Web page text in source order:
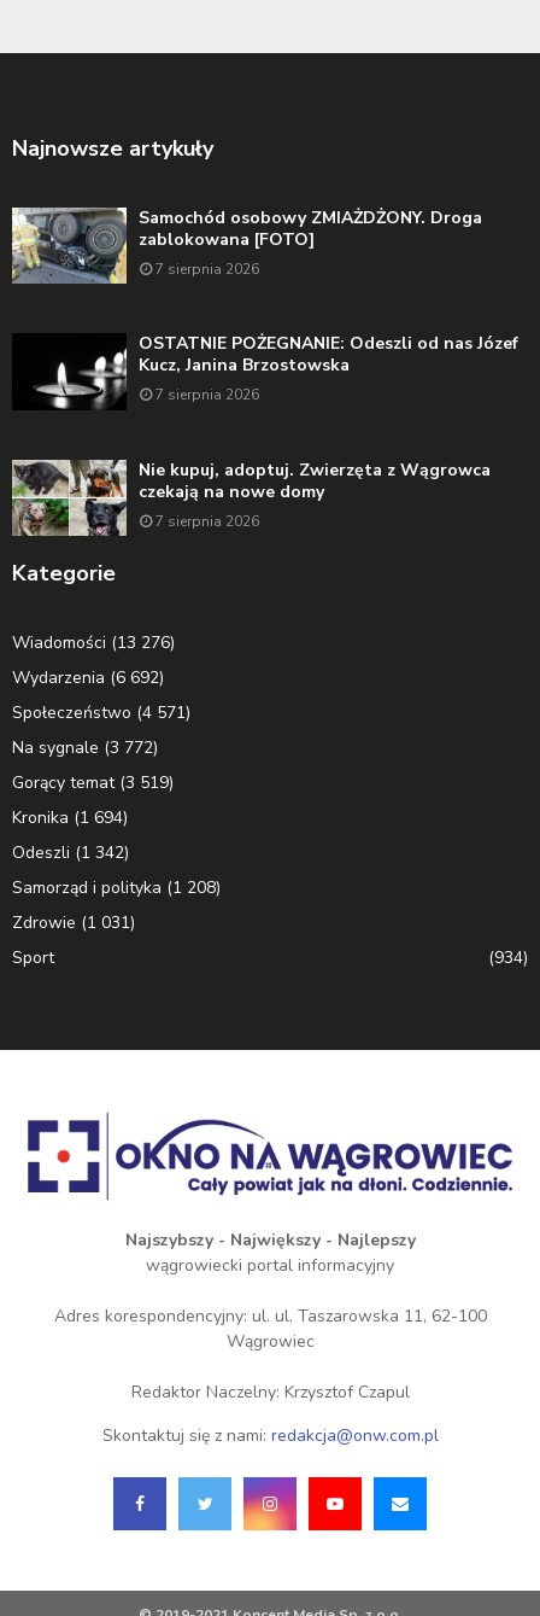
Najnowsze artykuły
Samochód osobowy ZMIAŻDŻONY. Droga
zablokowana [FOTO]
7 sierpnia 2026
OSTATNIE POŻEGNANIE: Odeszli od nas Józef
Kucz, Janina Brzostowska
7 sierpnia 2026
Nie kupuj, adoptuj. Zwierzęta z Wągrowca
czekają na nowe domy
7 sierpnia 2026
Kategorie
Wiadomości (13 276)
Wydarzenia (6 692)
Społeczeństwo (4 571)
Na sygnale (3 772)
Gorący temat(3 519)
Kronika (1 694)
Odeszli (1 342)
Samorząd i polityka (1 208)
Zdrowie (1 031)
Sport
(934)
Najszybszy - Największy - Najlepszy
wągrowiecki portal informacyjny
Adres korespondencyjny: ul. ul. Taszarowska 11, 62-100
Wągrowiec
Redaktor Naczelny: Krzysztof Czapul
Skontaktuj się z nami: redakcja@onw.com.pl